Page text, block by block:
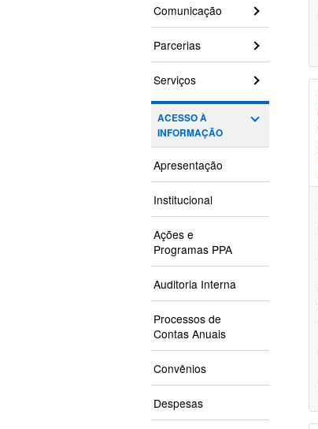
Comunicação
Parcerias
Serviços
ACESSO À
INFORMAÇÃO
Apresentação
Institucional
Ações e
Programas PPA
Auditoria Interna
Processos de
Contas Anuais
Convênios
Despesas